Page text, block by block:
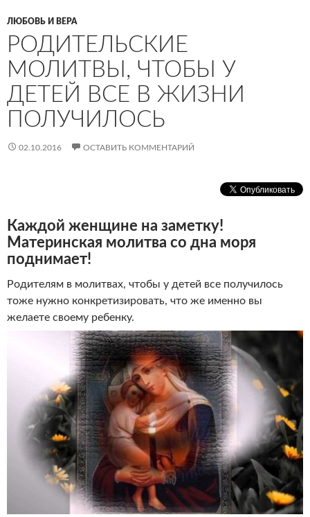
ЛЮБОВЬ И ВЕРА
РОДИТЕЛЬСКИЕ
МОЛИТВЫ, ЧТОБЫ У
ДЕТЕЙ ВСЕ В ЖИЗНИ
ПОЛУЧИЛОСЬ
02.10.2016 ОСТАВИТЬ КОММЕНТАРИЙ
Каждой женщине на заметку!
Материнская молитва со дна моря
поднимает!
Родителям в молитвах, чтобы у детей все получилось
тоже нужно конкретизировать, что же именно вы
желаете своему ребенку.